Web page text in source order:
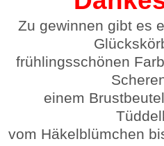
Zu gewinnen gibt es
frühlingsschönen
einem
Tüd
vom Häkelblümchen